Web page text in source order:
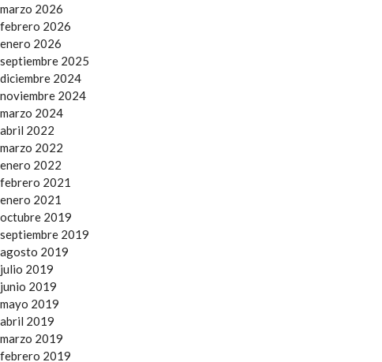
marzo 2026
febrero 2026
enero 2026
septiembre 2025
diciembre 2024
noviembre 2024
marzo 2024
abril 2022
marzo 2022
enero 2022
febrero 2021
enero 2021
octubre 2019
septiembre 2019
agosto 2019
julio 2019
junio 2019
mayo 2019
abril 2019
marzo 2019
febrero 2019